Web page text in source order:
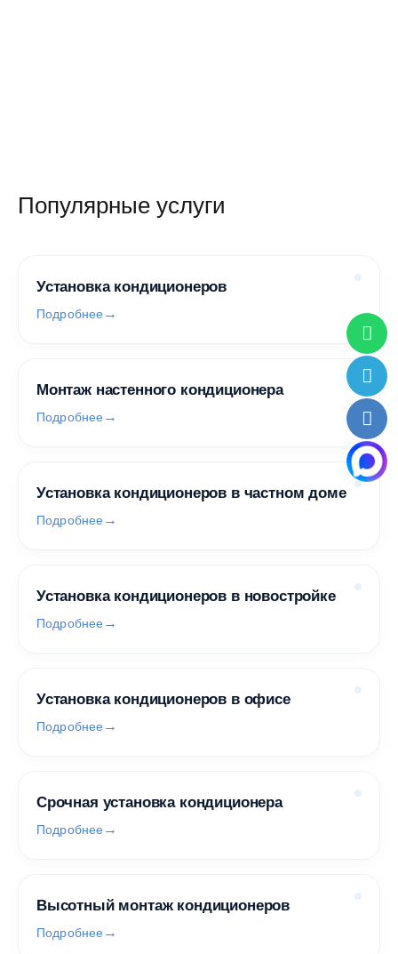
Популярные услуги
Установка кондиционеров
Подробнее
Монтаж настенного кондиционера
Подробнее
Установка кондиционеров в частном доме
Подробнее
Установка кондиционеров в новостройке
Подробнее
Установка кондиционеров в офисе
Подробнее
Срочная установка кондиционера
Подробнее
Высотный монтаж кондиционеров
Подробнее